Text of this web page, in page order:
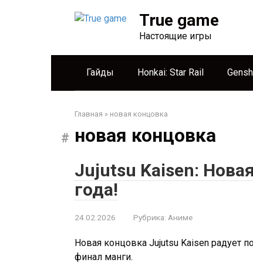
True game
Настоящие игры
Гайды Honkai: Star Rail
Главная » новая концовка
новая концовка
Jujutsu Kaisen:
года!
24.02.2026 Рубрика: Аниме
Новая концовка Jujutsu Kaisen радует
финал манги.